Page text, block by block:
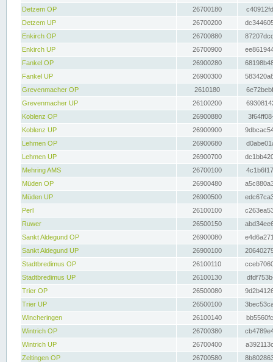
Detzem OP
26700180
Detzem UP
26700200
Enkirch OP
26700880
Enkirch UP
26700900
Fankel OP
26900280
Fankel UP
26900300
Grevenmacher OP
2610180
Grevenmacher UP
26100200
Koblenz OP
26900880
Koblenz UP
26900900
Lehmen OP
26900680
Lehmen UP
26900700
Mehring AMS
26700100
Müden OP
26900480
Müden UP
26900500
Perl
26100100
Ruwer
26500150
Sankt Aldegund OP
26900080
Sankt Aldegund UP
26900100
Stadtbredimus OP
26100110
Stadtbredimus UP
26100130
Trier OP
26500080
Trier UP
26500100
Wincheringen
26100140
Wintrich OP
26700380
Wintrich UP
26700400
Zeltingen OP
26700580